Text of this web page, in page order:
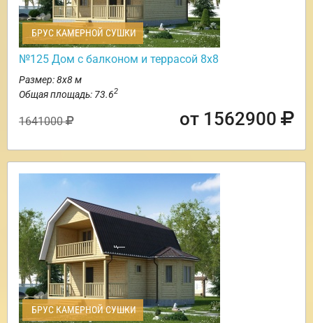
БРУС КАМЕРНОЙ СУШКИ
№125 Дом с балконом и террасой 8х8
Размер: 8х8 м
Общая площадь: 73.62
1641000 от 1562900
БРУС КАМЕРНОЙ СУШКИ